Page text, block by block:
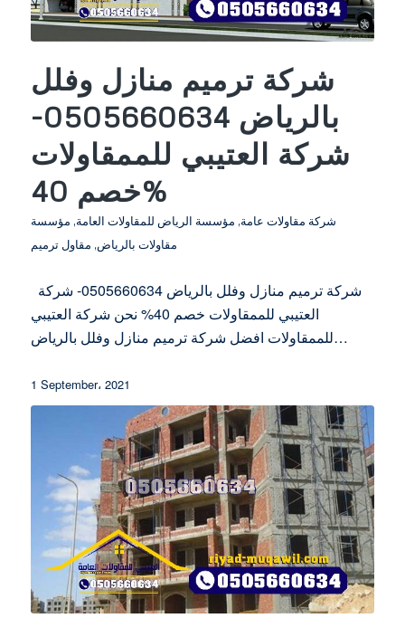
شركة ترميم منازل وفلل
بالرياض 0505660634-
شركة العتيبي للممقاولات
خصم 40%
شركة مقاولات عامة, مؤسسة الرياض للمقاولات العامة, مؤسسة
مقاولات بالرياض, مقاول ترميم
العتيبي للممقاولات خصم 40% نحن شركة العتيبي
للممقاولات افضل شركة ترميم منازل وفلل بالرياض…
1 September، 2021